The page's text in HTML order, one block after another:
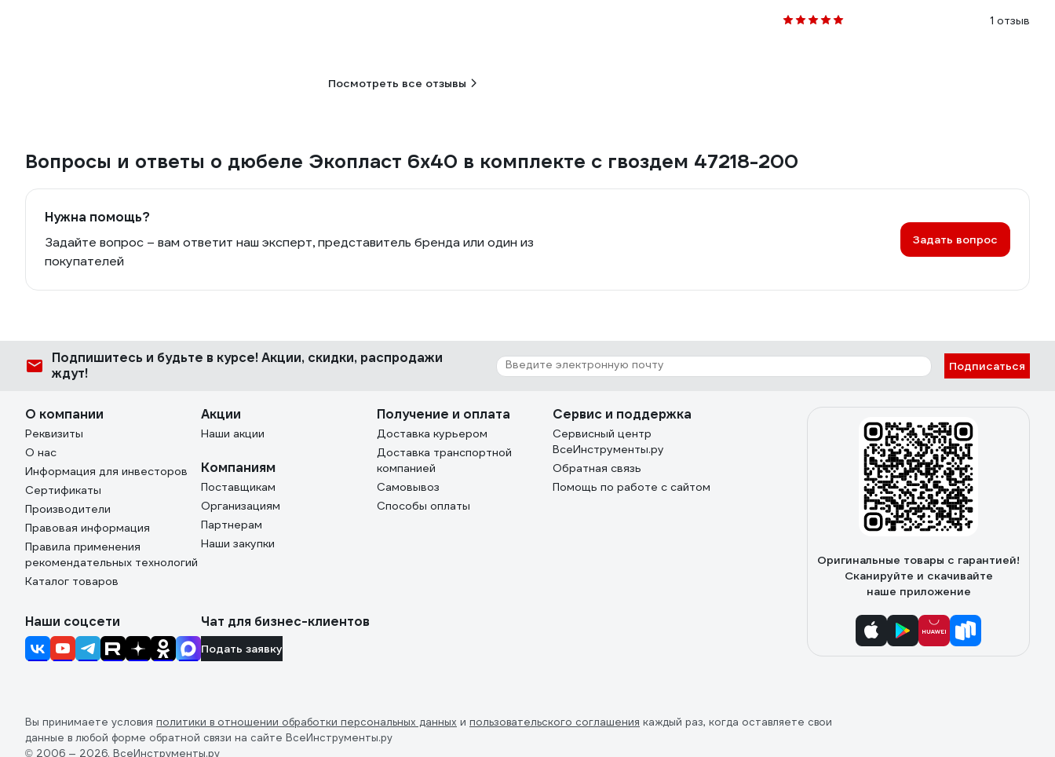
1 отзыв
Посмотреть все отзывы
Вопросы и ответы о дюбеле Экопласт 6х40 в комплекте с гвоздем 47218-200
Нужна помощь?
Задайте вопрос – вам ответит наш эксперт, представитель бренда или один из
покупателей
Задать вопрос
Подпишитесь и будьте в курсе! Акции, скидки, распродажи
ждут!
Подписаться
О компании
Реквизиты
О нас
Информация для инвесторов
Сертификаты
Производители
Правовая информация
Правила применения
рекомендательных технологий
Каталог товаров
Акции
Наши акции
Компаниям
Поставщикам
Организациям
Партнерам
Наши закупки
Получение и оплата
Доставка курьером
Доставка транспортной
компанией
Самовывоз
Способы оплаты
Сервис и поддержка
Сервисный центр
ВсеИнструменты.ру
Обратная связь
Помощь по работе с сайтом
Оригинальные товары с гарантией!
Сканируйте и скачивайте
наше приложение
Наши соцсети Чат для бизнес-клиентов
Подать заявку
Вы принимаете условия политики в отношении обработки персональных данных и пользовательского соглашения каждый раз, когда оставляете свои
данные в любой форме обратной связи на сайте ВсеИнструменты.ру
© 2006 — 2026. ВсеИнструменты.ру